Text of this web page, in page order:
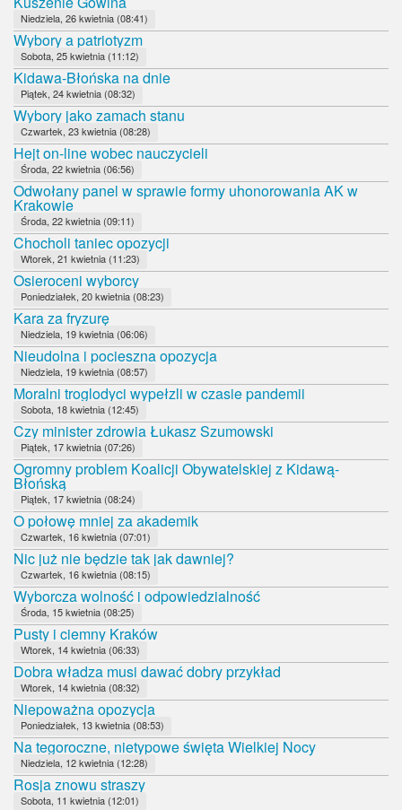
Niedziela, 26 kwietnia (08:41)
Wybory a patriotyzm
Sobota, 25 kwietnia (11:12)
Kidawa-Błońska na dnie
Piątek, 24 kwietnia (08:32)
Wybory jako zamach stanu
Czwartek, 23 kwietnia (08:28)
Hejt on-line wobec nauczycieli
Środa, 22 kwietnia (06:56)
Odwołany panel w sprawie formy uhonorowania AK w
Krakowie
Środa, 22 kwietnia (09:11)
Chocholi taniec opozycji
Wtorek, 21 kwietnia (11:23)
Osieroceni wyborcy
Poniedziałek, 20 kwietnia (08:23)
Kara za fryzurę
Niedziela, 19 kwietnia (06:06)
Nieudolna i pocieszna opozycja
Niedziela, 19 kwietnia (08:57)
Moralni troglodyci wypełzli w czasie pandemii
Sobota, 18 kwietnia (12:45)
Czy minister zdrowia Łukasz Szumowski
Piątek, 17 kwietnia (07:26)
Ogromny problem Koalicji Obywatelskiej z Kidawą-
Błońską
Piątek, 17 kwietnia (08:24)
O połowę mniej za akademik
Czwartek, 16 kwietnia (07:01)
Nic już nie będzie tak jak dawniej?
Czwartek, 16 kwietnia (08:15)
Wyborcza wolność i odpowiedzialność
Środa, 15 kwietnia (08:25)
Pusty i ciemny Kraków
Wtorek, 14 kwietnia (06:33)
Dobra władza musi dawać dobry przykład
Wtorek, 14 kwietnia (08:32)
Niepoważna opozycja
Poniedziałek, 13 kwietnia (08:53)
Na tegoroczne, nietypowe święta Wielkiej Nocy
Niedziela, 12 kwietnia (12:28)
Rosja znowu straszy
Sobota, 11 kwietnia (12:01)